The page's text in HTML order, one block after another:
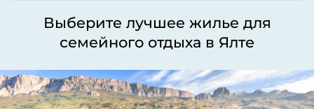
Выберите лучшее жилье для
семейного отдыха в Ялте